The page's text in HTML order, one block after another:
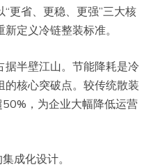
更省、更稳、更强”三大核
定义冷链整装标准。
半壁江山。节能降耗是冷
核心突破点。较传统散装
，为企业大幅降低运营
成化设计。